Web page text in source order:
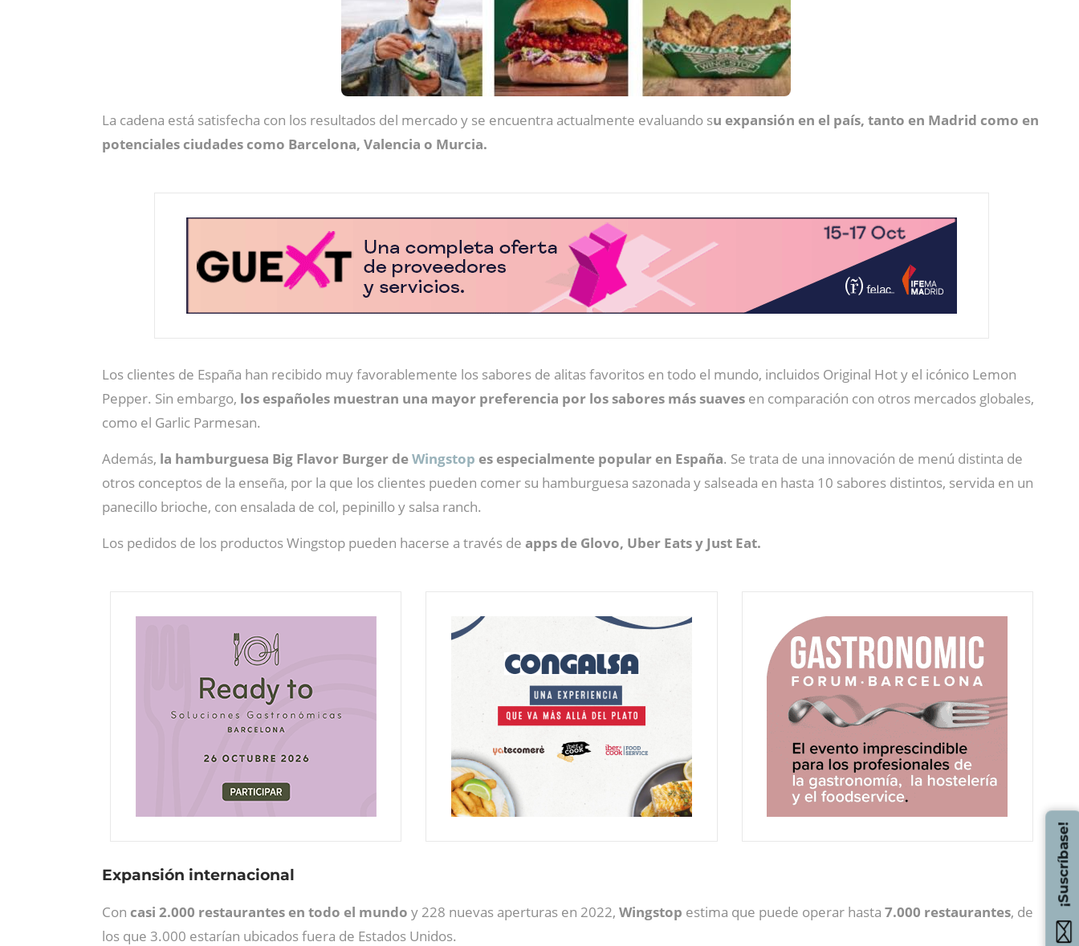
La cadena está satisfecha con los resultados del mercado y se encuentra actualmente evaluando su expansión en el país, tanto en Madrid como en
potenciales ciudades como Barcelona, Valencia o Murcia.
Los clientes de España han recibido muy favorablemente los sabores de alitas favoritos en todo el mundo, incluidos Original Hot y el icónico Lemon
Pepper. Sin embargo, los españoles muestran una mayor preferencia por los sabores más suaves en comparación con otros mercados globales,
como el Garlic Parmesan.
Además, la hamburguesa Big Flavor Burger deWingstop es especialmente popular en España. Se trata de una innovación de menú distinta de
otros conceptos de la enseña, por la que los clientes pueden comer su hamburguesa sazonada y salseada en hasta 10 sabores distintos, servida en un
panecillo brioche, con ensalada de col, pepinillo y salsa ranch.
Los pedidos de los productos Wingstop pueden hacerse a través de apps de Glovo, Uber Eats y Just Eat.
Expansión internacional
Con casi 2.000 restaurantes en todo el mundo y 228 nuevas aperturas en 2022, Wingstop estima que puede operar hasta 7.000 restaurantes, de
los que 3.000 estarían ubicados fuera de Estados Unidos.
¡Suscríbase!